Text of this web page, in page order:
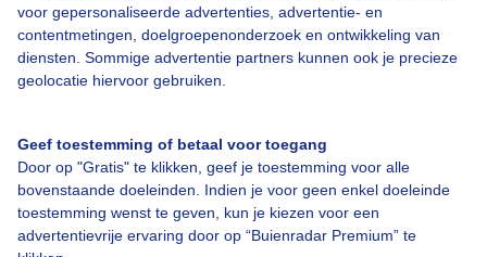
voor gepersonaliseerde advertenties, advertentie- en
contentmetingen, doelgroepenonderzoek en ontwikkeling van
diensten. Sommige advertentie partners kunnen ook je precieze
geolocatie hiervoor gebruiken.
Geef toestemming of betaal voor toegang
Door op "Gratis" te klikken, geef je toestemming voor alle
bovenstaande doeleinden. Indien je voor geen enkel doeleinde
toestemming wenst te geven, kun je kiezen voor een
advertentievrije ervaring door op “Buienradar Premium” te
Over Buienradar
Contact
Toegankelijkheid
Gebruikersvoorwaarden